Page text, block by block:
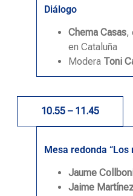
Diálogo
Chema Casas,
en Cataluña
Modera Toni
10.55 – 11.45
Mesa redonda
Jaume
Jaime